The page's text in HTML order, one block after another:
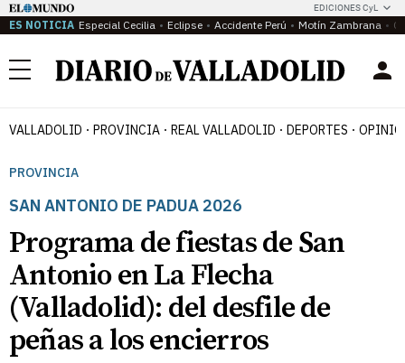
EDICIONES CyL
ES NOTICIA Especial Cecilia Eclipse Accidente Perú Motín Zambrana
Menú
VALLADOLID PROVINCIA REAL VALLADOLID DEPORTES
PROVINCIA
SAN ANTONIO DE PADUA 2026
Programa de fiestas de San
Antonio en La Flecha
(Valladolid): del desfile de
peñas a los encierros